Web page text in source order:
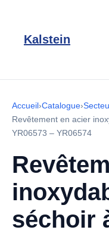
Kalstein
Accueil›Catalogue›
Revêtement en acier
YR06573 – YR06574
séchoir